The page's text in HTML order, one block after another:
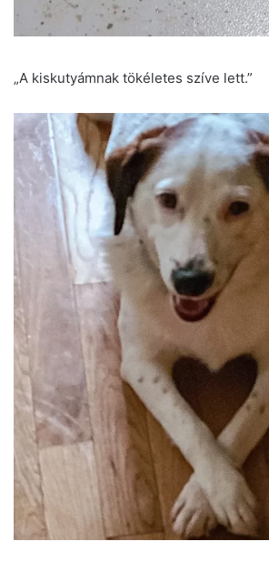
„A kiskutyámnak tökéletes szíve lett.”